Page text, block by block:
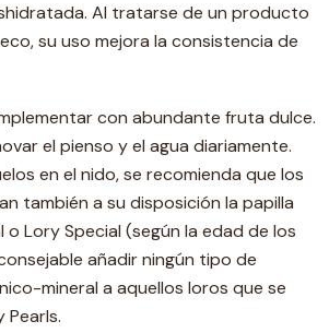
Al tratarse de un producto
su uso mejora la consistencia de
con abundante fruta dulce.
el pienso y el agua diariamente.
en el nido, se recomienda que los
también a su disposición la papilla
o Lory Special (según la edad de los
añadir ningún tipo de
mineral a aquellos loros que se
Pearls.